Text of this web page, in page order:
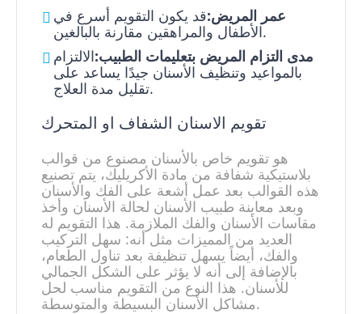
عمر المريض:قد يكون التقويم أسرع في
الأطفال والمراهقين مقارنة بالبالغين.
مدى التزام المريض بتعليمات الطبيب:الالتزام
بالمواعيد وتنظيف الأسنان جيدًا يساعد على
تقليل مدة العلاج.
تقويم الاسنان الشفاف او المتحرك
هو تقويم خاص بالأسنان مصنوع من قوالب
بلاستيكية شفافة من مادة الأكريليك، يتم تصنيع
هذه القوالب بعد عمل أشعة على الفك والأسنان
وبعد معاينة طبيب الأسنان لحالة الأسنان وأخذ
مقاسات الأسنان والفك الملازمة. هذا التقويم له
العديد من المميزات مثل أنه: سهل التركيب
والفك، أيضاً يسهل تنظيفة بعد تناول الطعام،
بالإضافة إلى أنه لا يؤثر على الشكل الجمالي
للأسنان. هذا النوع من التقويم مناسب لحل
مشاكل الأسنان البسيطة والمتوسطة.